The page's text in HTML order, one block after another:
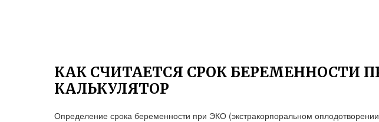
КАК СЧИТАЕТСЯ СРОК БЕРЕМЕННОСТИ
КАЛЬКУЛЯТОР
Определение срока беременности при ЭКО (экстракорпоральном